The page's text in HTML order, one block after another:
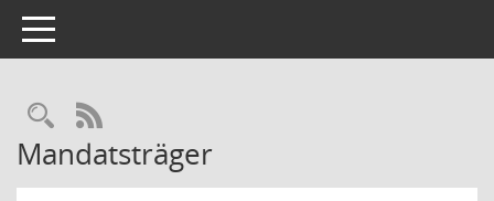
Toggle navigation
Rechercheauswahl
RSS-Feed
Mandatsträger